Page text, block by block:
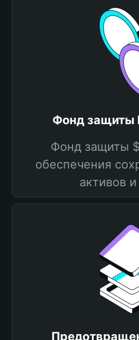
Фонд защиты
Фонд защиты
обеспечения
активов